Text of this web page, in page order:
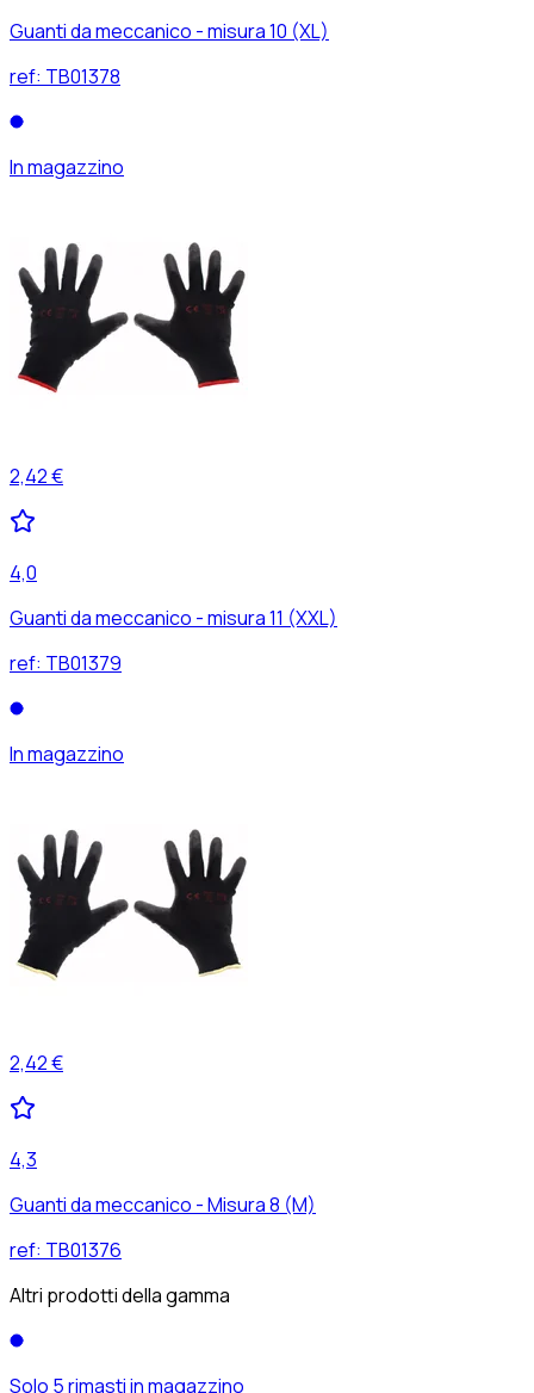
Guanti da meccanico - misura 10 (XL)
ref: TB01378
In magazzino
2,42 €
4,0
Guanti da meccanico - misura 11 (XXL)
ref: TB01379
In magazzino
2,42 €
4,3
Guanti da meccanico - Misura 8 (M)
ref: TB01376
Altri prodotti della gamma
Solo 5 rimasti in magazzino